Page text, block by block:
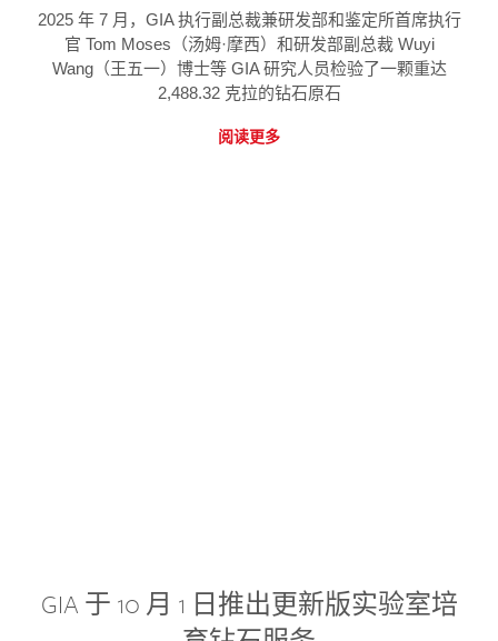
2025 年 7 月，GIA 执行副总裁兼研发部和鉴定所首席执行
官 Tom Moses（汤姆·摩西）和研发部副总裁 Wuyi
Wang（王五一）博士等 GIA 研究人员检验了一颗重达
2,488.32 克拉的钻石原石
阅读更多
GIA 于 10 月 1 日推出更新版实验室培